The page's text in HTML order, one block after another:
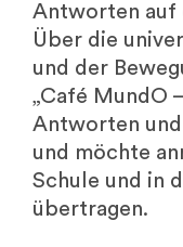
Antworten auf
Über die
und der
„Café MundO
Antworten
und möchte
Schule und in
übertragen.